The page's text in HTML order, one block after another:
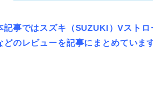
記事ではスズキ（SUZUKI）Vスト
どのレビューを記事にまとめていま